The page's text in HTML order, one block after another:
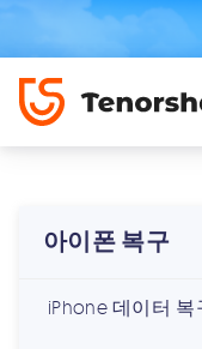
아이폰 복구
iPhone 데이터 복